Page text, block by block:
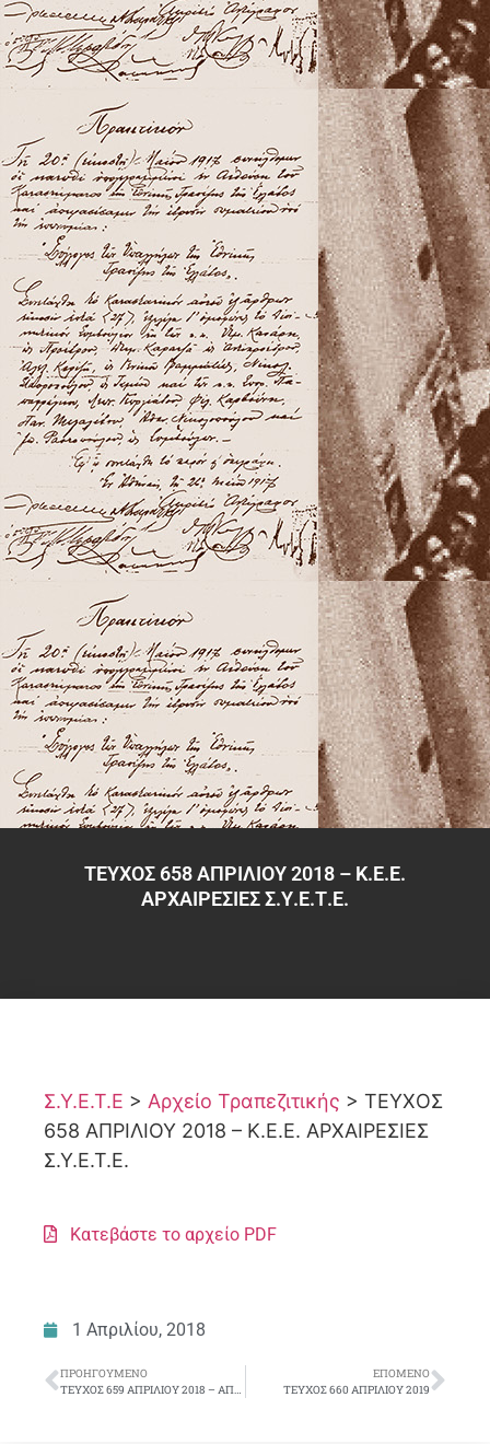
ΤΕΥΧΟΣ 658 ΑΠΡΙΛΙΟΥ 2018 – Κ.Ε.Ε.
ΑΡΧΑΙΡΕΣΙΕΣ Σ.Υ.Ε.Τ.Ε.
Σ.Υ.Ε.Τ.Ε > Αρχείο Τραπεζιτικής > ΤΕΥΧΟΣ
658 ΑΠΡΙΛΙΟΥ 2018 – Κ.Ε.Ε. ΑΡΧΑΙΡΕΣΙΕΣ
Σ.Υ.Ε.Τ.Ε.
Κατεβάστε το αρχείο PDF
1 Απριλίου, 2018
ΠΡΟΗΓΟΎΜΕΝΟ
ΕΠΌΜΕΝΟ
ΤΕΥΧΟΣ 660 ΑΠΡΙΛΙΟΥ 2019